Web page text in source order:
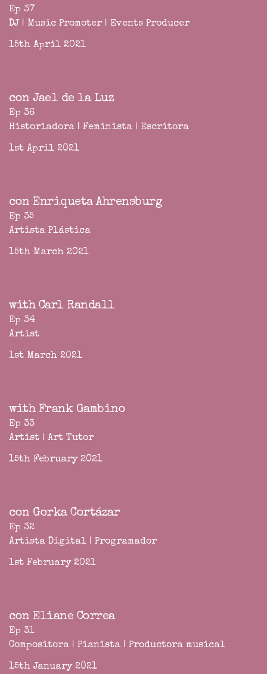
Ep 37
DJ | Music Promoter | Events Producer
15th April 2021
con Jael de la Luz
Ep 36
Historiadora | Feminista | Escritora
1st April 2021
con Enriqueta Ahrensburg
Ep 35
Artista Plástica
15th March 2021
with Carl Randall
Ep 34
Artist
1st March 2021
with Frank Gambino
Ep 33
Artist | Art Tutor
15th February 2021
con Gorka Cortázar
Ep 32
Artista Digital | Programador
1st February 2021
con Eliane Correa
Ep 31
Compositora | Pianista | Productora musical
15th January 2021